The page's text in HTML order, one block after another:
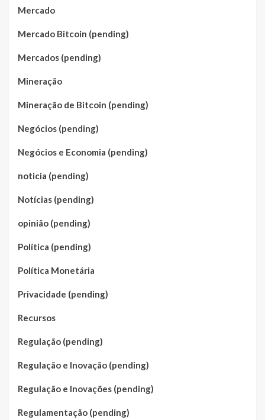
Mercado
Mercado Bitcoin (pending)
Mercados (pending)
Mineração
Mineração de Bitcoin (pending)
Negócios (pending)
Negócios e Economia (pending)
noticia (pending)
Notícias (pending)
opinião (pending)
Política (pending)
Política Monetária
Privacidade (pending)
Recursos
Regulação (pending)
Regulação e Inovação (pending)
Regulação e Inovações (pending)
Regulamentação (pending)